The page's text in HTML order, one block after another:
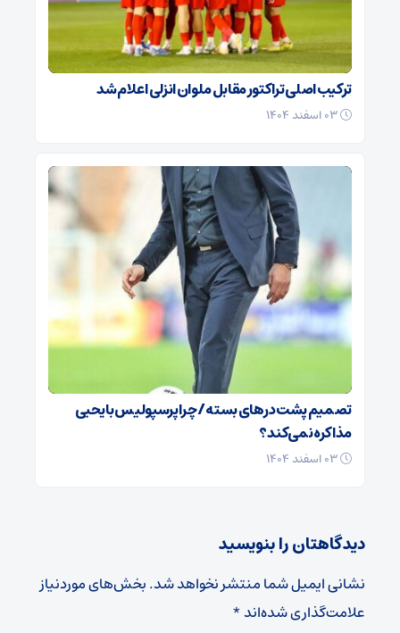
ترکیب اصلی تراکتور مقابل ملوان انزلی اعلام شد
تصمیم پشت در‌های بسته / چرا پرسپولیس با یحیی
مذاکره نمی‌کند؟
دیدگاهتان را بنویسید
نشانی ایمیل شما منتشر نخواهد شد.بخش‌های موردنیاز
علامت‌گذاری شده‌اند*